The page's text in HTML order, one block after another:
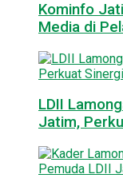
Kominfo
Media di
LDII
Jatim,